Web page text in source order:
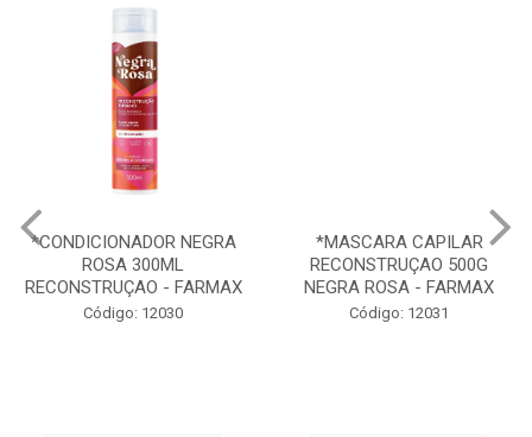
*CONDICIONADOR NEGRA
ROSA 300ML
RECONSTRUÇAO - FARMAX
Código: 12030
*MASCARA CAPILAR
RECONSTRUÇAO 500G
NEGRA ROSA - FARMAX
Código: 12031